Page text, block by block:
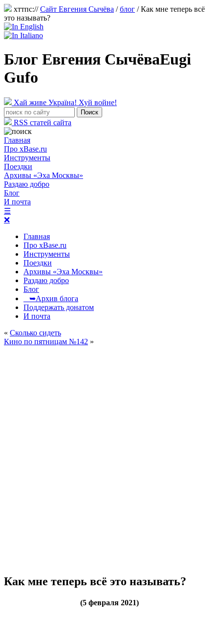
хттпс://Сайт Евгения Сычёва /блог /Как мне теперь всё
это называть?
Блог Евгения СычёваEugi
Gufo
Хай живе Україна! Хуй войне!
RSS статей сайта
Главная
Про xBase.ru
Инструменты
Поездки
Архивы «Эха Москвы»
Раздаю добро
Блог
И почта
☰
❌
Главная
Про xBase.ru
Инструменты
Поездки
Архивы «Эха Москвы»
Раздаю добро
Блог
➥Архив блога
Поддержать донатом
И почта
« Сколько сидеть
Кино по пятницам №142 »
Как мне теперь всё это называть?
(5 февраля 2021)